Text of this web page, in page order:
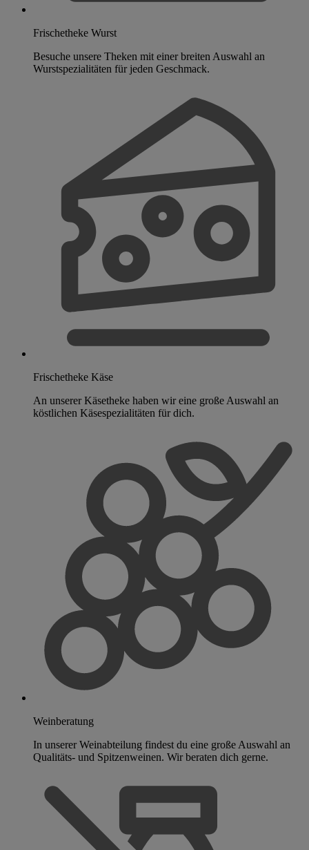
Frischetheke Wurst
Besuche unsere Theken mit einer breiten Auswahl an
Wurstspezialitäten für jeden Geschmack.
Frischetheke Käse
An unserer Käsetheke haben wir eine große Auswahl an
köstlichen Käsespezialitäten für dich.
Weinberatung
In unserer Weinabteilung findest du eine große Auswahl an
Qualitäts- und Spitzenweinen. Wir beraten dich gerne.